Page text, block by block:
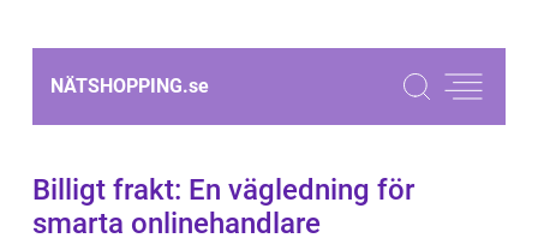
NÄTSHOPPING.se
Billigt frakt: En vägledning för
smarta onlinehandlare